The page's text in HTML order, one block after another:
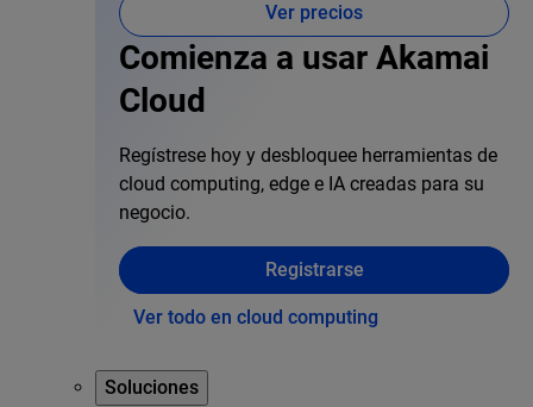
Ver precios
Comienza a usar Akamai
Cloud
Regístrese hoy y desbloquee herramientas de
cloud computing, edge e IA creadas para su
negocio.
Registrarse
Ver todo en cloud computing
Soluciones